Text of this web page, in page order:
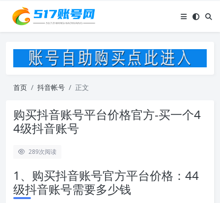
首页 抖音帐号 正文
购买抖音账号平台价格官方-买一个4
4级抖音账号
289次阅读
1、购买抖音账号官方平台价格：44
级抖音账号需要多少钱